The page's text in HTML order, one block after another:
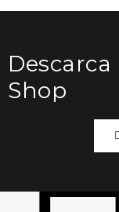
Shezeen
Toccin
Ulla
Shop